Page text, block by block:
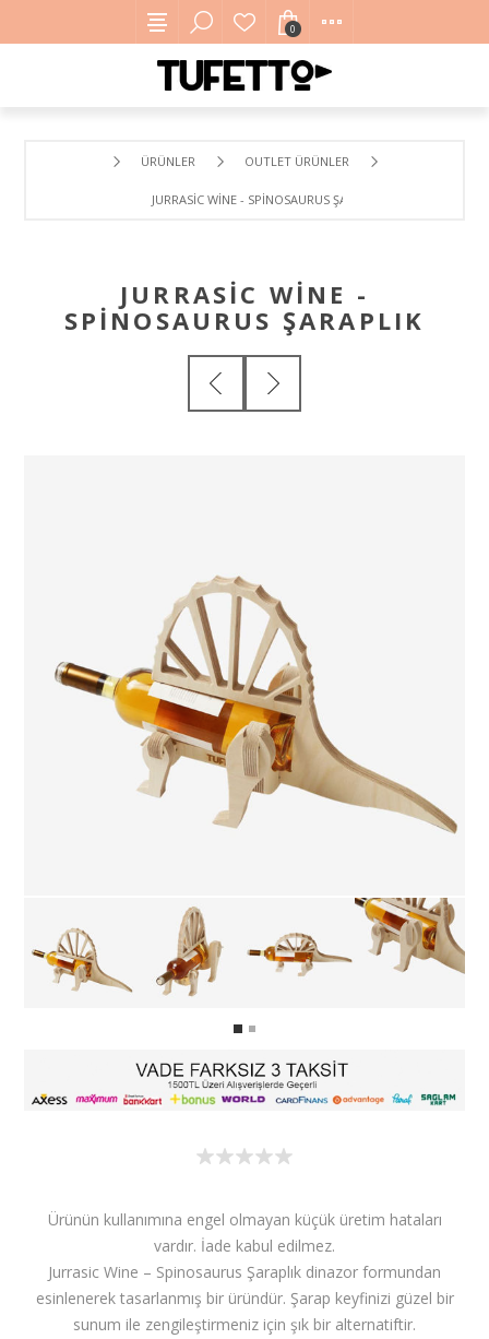
0
ÜRÜNLER OUTLET ÜRÜNLER
JURRASIC WINE - SPINOSAURUS ŞARAPLIK
JURRASIC WINE -
SPINOSAURUS ŞARAPLIK
Ürünün kullanımına engel olmayan küçük üretim hataları
vardır. İade kabul edilmez.
Jurrasic Wine – Spinosaurus Şaraplık dinazor formundan
esinlenerek tasarlanmış bir üründür. Şarap keyfinizi güzel bir
sunum ile zengileştirmeniz için şık bir alternatiftir.